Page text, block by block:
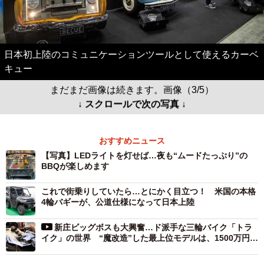
日本初上陸のコミュニケーションツールとして使えるカーベ
キュー
まだまだ画像は続きます。画像（3/5）
↓ スクロールで次の写真 ↓
おすすめニュース
【写真】LEDライトを灯せば…夜も“ムードたっぷり”の
BBQが楽しめます
これで街乗りしていたら…とにかく目立つ！ 米国の本格
4輪バギーが、公道仕様になって日本上陸
新庄ビッグボスも大興奮…ド派手な三輪バイク「トラ
イク」の世界 “魔改造”した最上位モデルは、1500万円の